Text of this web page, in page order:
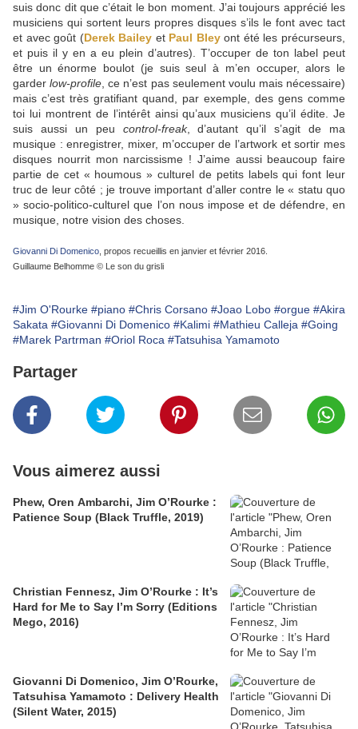
suis donc dit que c’était le bon moment. J’ai toujours apprécié les
musiciens qui sortent leurs propres disques s’ils le font avec tact
et avec goût (Derek Bailey et Paul Bleyont été les précurseurs,
et puis il y en a eu plein d’autres). T’occuper de ton label peut
être un énorme boulot (je suis seul à m’en occuper, alors le
garderlow-profile , ce n’est pas seulement voulu mais nécessaire)
mais c’est très gratifiant quand, par exemple, des gens comme
toi lui montrent de l’intérêt ainsi qu’aux musiciens qu’il édite. Je
suis aussi un peu control-freak, d’autant qu’il s’agit de ma
musique : enregistrer, mixer, m’occuper de l’artwork et sortir mes
disques nourrit mon narcissisme ! J’aime aussi beaucoup faire
partie de cet « houmous » culturel de petits labels qui font leur
truc de leur côté ; je trouve important d’aller contre le « statu quo
» socio-politico-culturel que l’on nous impose et de défendre, en
musique, notre vision des choses.
Giovanni Di Domenico , propos recueillis en janvier et février 2016.
Guillaume Belhomme © Le son du grisli
#Jim O'Rourke #piano #Chris Corsano #Joao Lobo #orgue #Akira
Sakata #Giovanni Di Domenico #Kalimi #Mathieu Calleja #Going
#Marek Partrman #Oriol Roca #Tatsuhisa Yamamoto
Partager
Vous aimerez aussi
Phew, Oren Ambarchi, Jim O’Rourke :
Patience Soup (Black Truffle, 2019)
Christian Fennesz, Jim O’Rourke : It’s
Hard for Me to Say I’m Sorry (Editions
Mego, 2016)
Giovanni Di Domenico, Jim O’Rourke,
Tatsuhisa Yamamoto : Delivery Health
(Silent Water, 2015)